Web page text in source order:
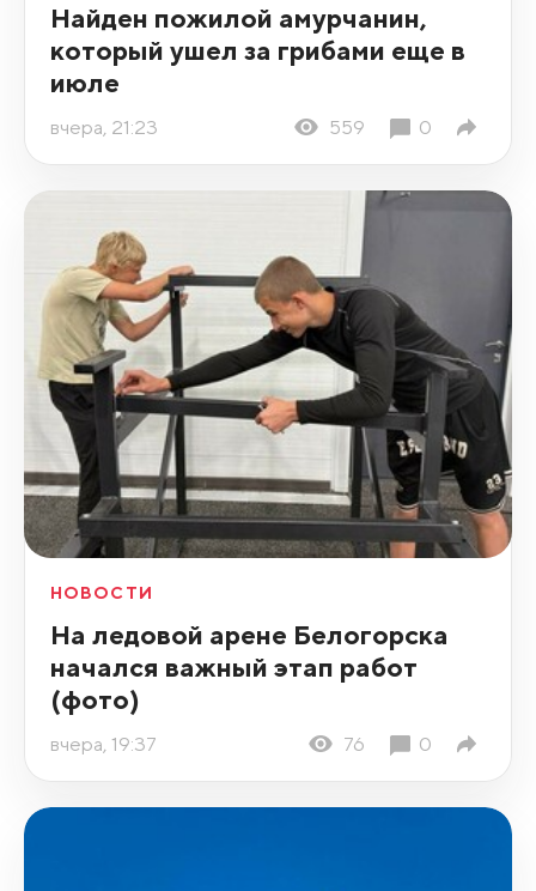
Найден пожилой амурчанин,
который ушел за грибами еще в
июле
вчера, 21:23 559 0
НОВОСТИ
На ледовой арене Белогорска
начался важный этап работ
(фото)
вчера, 19:37 76 0